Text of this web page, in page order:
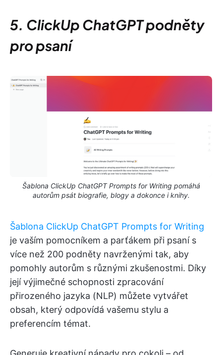
5. ClickUp ChatGPT podněty
pro psaní
Šablona ClickUp ChatGPT Prompts for Writing pomáhá
autorům psát biografie, blogy a dokonce i knihy.
Šablona ClickUp ChatGPT Prompts for Writing
je vaším pomocníkem a parťákem při psaní s
více než 200 podněty navrženými tak, aby
pomohly autorům s různými zkušenostmi. Díky
její výjimečné schopnosti zpracování
přirozeného jazyka (NLP) můžete vytvářet
obsah, který odpovídá vašemu stylu a
preferencím témat.